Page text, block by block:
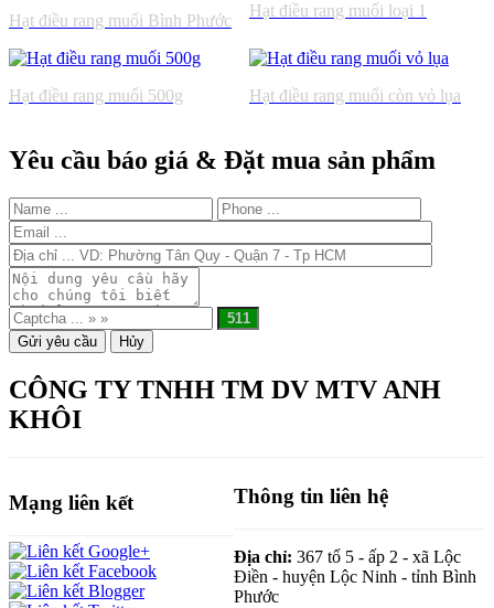
Hạt điều rang muối Bình Phước
Hạt điều rang muối loại 1
Hạt điều rang muối 500g Hạt điều rang muối còn vỏ lụa
Yêu cầu báo giá & Đặt mua sản phẩm
CÔNG TY TNHH TM DV MTV ANH
KHÔI
Mạng liên kết Thông tin liên hệ
Địa chỉ: 367 tổ 5 - ấp 2 - xã Lộc
Điền - huyện Lộc Ninh - tỉnh Bình
Phước